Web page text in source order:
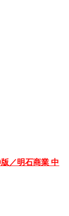
／明石商業 中